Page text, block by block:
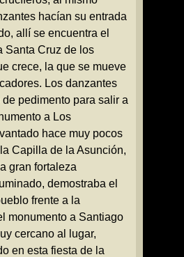
hacían su entrada
allí se encuentra el
Santa Cruz de los
crece, la que se mueve
Los danzantes
pedimento para salir a
a Los
hace muy pocos
la Capilla de la Asunción,
gran fortaleza
demostraba el
frente a la
monumento a Santiago
cercano al lugar,
en esta fiesta de la